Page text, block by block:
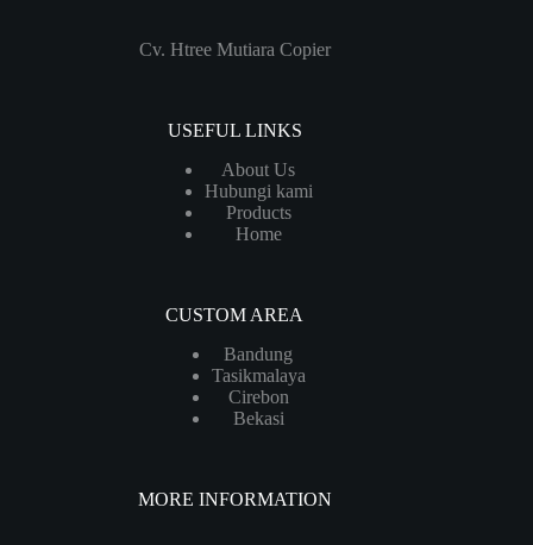
Cv. Htree Mutiara Copier
USEFUL LINKS
About Us
Hubungi kami
Products
Home
CUSTOM AREA
Bandung
Tasikmalaya
Cirebon
Bekasi
MORE INFORMATION